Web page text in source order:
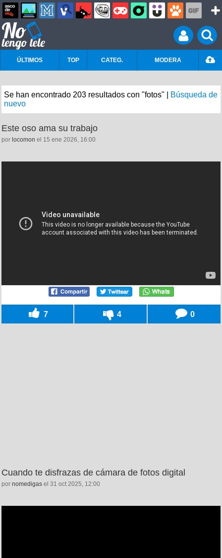
ÚLTIMOS TOP CATEG. MODERA
Se han encontrado 203 resultados con "fotos" |
Búsqueda de
nuevo
Este oso ama su trabajo
por locomon el 15 ene 2026, 16:00
7 4 0
Cuando te disfrazas de cámara de fotos digital
por nomedigas el 31 oct 2025, 12:00